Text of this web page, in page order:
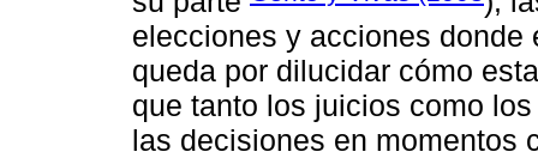
elecciones y acciones
queda por dilucidar cómo
que tanto los juicios como
las decisiones en momentos